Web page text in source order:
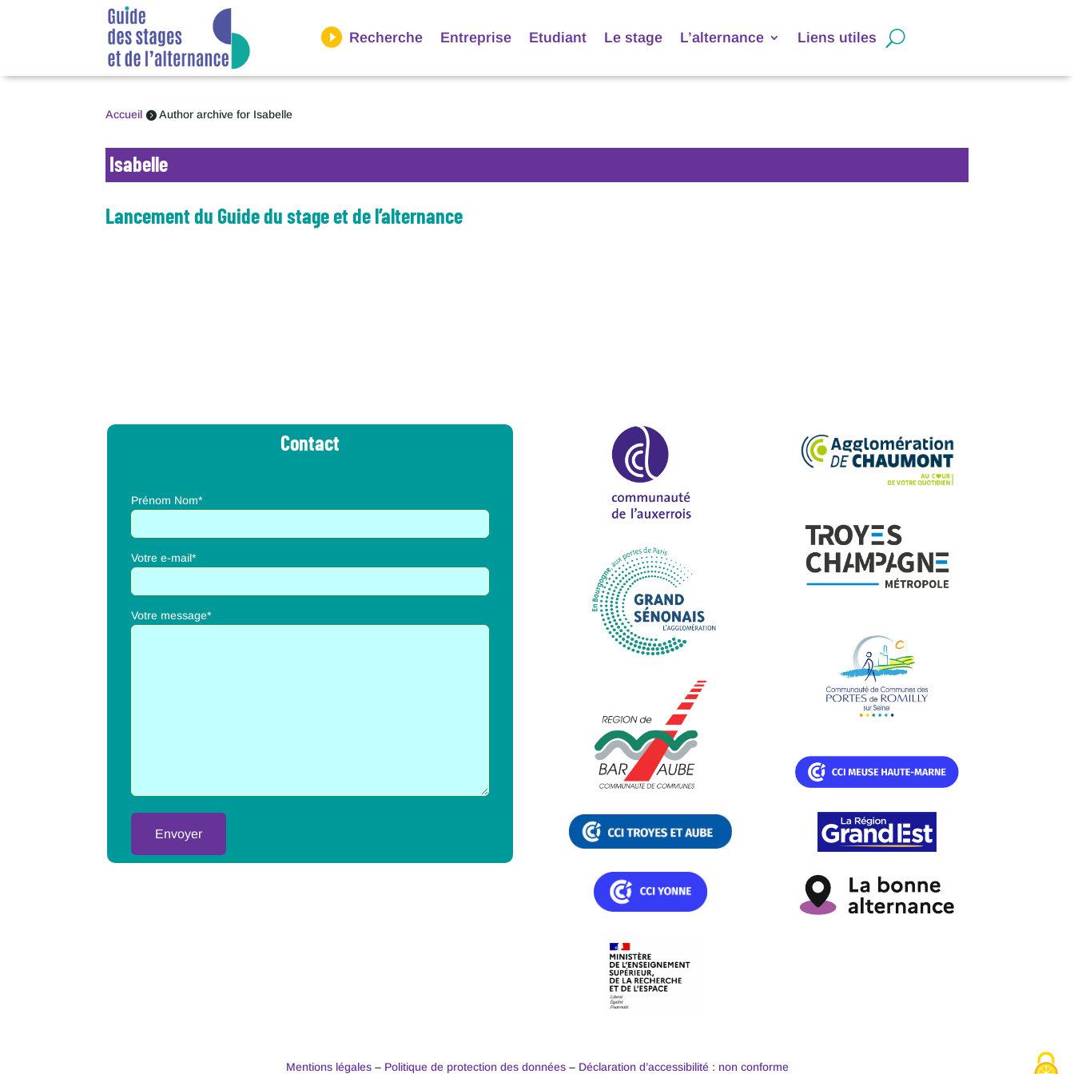
Recherche Entreprise Etudiant Le stage L’alternance Liens utiles
Accueil  Author archive for Isabelle
Isabelle
Lancement du Guide du stage et de l’alternance
Contact
Prénom Nom*
Votre e-mail*
Votre message*
Alternative:
Mentions légales– Politique de protection des données– Déclaration d’accessibilité : non conforme
Panneau de gestion des cookies